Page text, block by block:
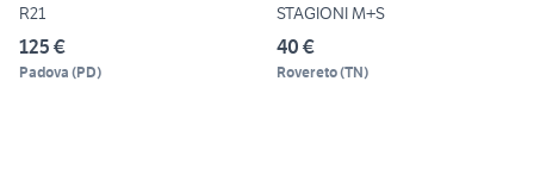
R21
125 €
Padova (PD)
STAGIONI M+S
40 €
Rovereto(TN)